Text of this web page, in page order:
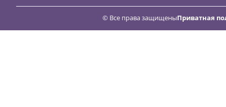
© Все права защищеныПриватная